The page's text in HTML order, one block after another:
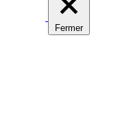
Fermer